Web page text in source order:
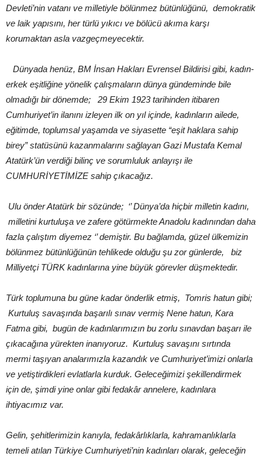
Devleti’nin vatanı ve milletiyle bölünmez bütünlüğünü, demokratik
ve laik yapısını, her türlü yıkıcı ve bölücü akıma karşı
korumaktan asla vazgeçmeyecektir.
Dünyada henüz, BM İnsan Hakları Evrensel Bildirisi gibi, kadın-
erkek eşitliğine yönelik çalışmaların dünya gündeminde bile
olmadığı bir dönemde; 29 Ekim 1923 tarihinden itibaren
Cumhuriyet’in ilanını izleyen ilk on yıl içinde, kadınların ailede,
eğitimde, toplumsal yaşamda ve siyasette “eşit haklara sahip
birey” statüsünü kazanmalarını sağlayan Gazi Mustafa Kemal
Atatürk’ün verdiği bilinç ve sorumluluk anlayışı ile
CUMHURİYETİMİZE sahip çıkacağız.
Ulu önder Atatürk bir sözünde; ‘’ Dünya’da hiçbir milletin kadını,
milletini kurtuluşa ve zafere götürmekte Anadolu kadınından daha
fazla çalıştım diyemez ‘’ demiştir. Bu bağlamda, güzel ülkemizin
bölünmez bütünlüğünün tehlikede olduğu şu zor günlerde, biz
Milliyetçi TÜRK kadınlarına yine büyük görevler düşmektedir.
Türk toplumuna bu güne kadar önderlik etmiş, Tomris hatun gibi;
Kurtuluş savaşında başarılı sınav vermiş Nene hatun, Kara
Fatma gibi, bugün de kadınlarımızın bu zorlu sınavdan başarı ile
çıkacağına yürekten inanıyoruz. Kurtuluş savaşını sırtında
mermi taşıyan analarımızla kazandık ve Cumhuriyet’imizi onlarla
ve yetiştirdikleri evlatlarla kurduk. Geleceğimizi şekillendirmek
için de, şimdi yine onlar gibi fedakâr annelere, kadınlara
ihtiyacımız var.
Gelin, şehitlerimizin kanıyla, fedakârlıklarla, kahramanlıklarla
temeli atılan Türkiye Cumhuriyeti’nin kadınları olarak, geleceğin